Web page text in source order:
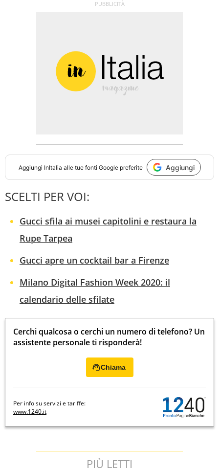
Aggiungi InItalia alle tue fonti Google preferite Aggiungi
SCELTI PER VOI:
Gucci sfila ai musei capitolini e restaura la
Rupe Tarpea
Gucci apre un cocktail bar a Firenze
Milano Digital Fashion Week 2020: il
calendario delle sfilate
Cerchi qualcosa o cerchi un numero di telefono? Un
assistente personale ti risponderà!
Chiama
Per info su servizi e tariffe:
www.1240.it
PIÙ LETTI